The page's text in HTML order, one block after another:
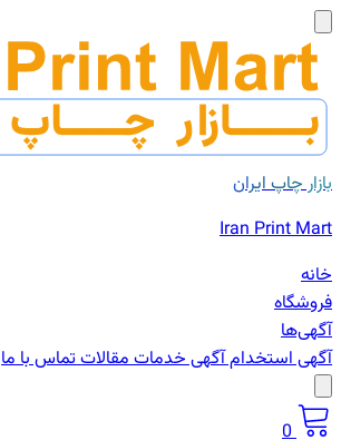
بازار چاپ ایران
Iran Print Mart
خانه
فروشگاه
آگهی‌ها
آگهی استخدامآگهی خدماتمقالاتتماس با ما
0